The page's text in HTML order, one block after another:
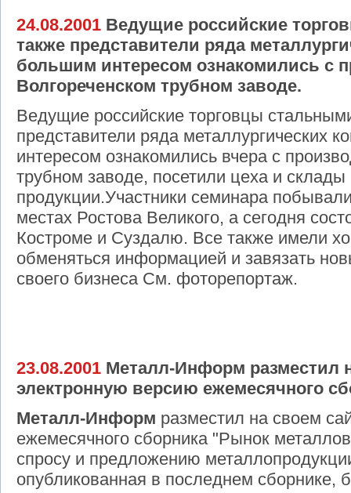
24.08.2001 Ведущие российские
также представители ряда
большим интересом ознакомились с
Волгореченском трубном заводе.
Ведущие российские торговцы
представители ряда металлургических
интересом ознакомились вчера с
трубном заводе, посетили цеха и склады
продукции.Участники семинара
местах Ростова Великого, а сегодня
Костроме и Суздалю. Все также имели
обменяться информацией и завязать
своего бизнеса См. фоторепортаж.
23.08.2001 Металл-Информ разместил
электронную версию ежемесячного
Металл-Информ разместил на своем
ежемесячного сборника "Рынок
спросу и предложению
опубликованная в последнем сборнике,